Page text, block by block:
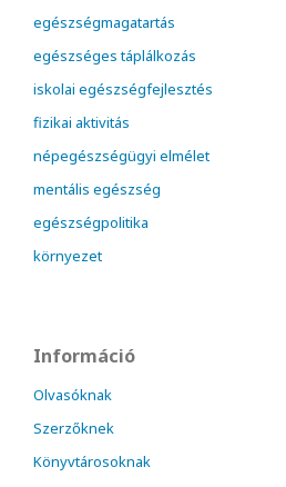
egészségmagatartás
egészséges táplálkozás
iskolai egészségfejlesztés
fizikai aktivitás
népegészségügyi elmélet
mentális egészség
egészségpolitika
környezet
Információ
Olvasóknak
Szerzőknek
Könyvtárosoknak